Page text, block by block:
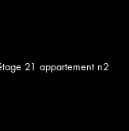
21 appartement n2